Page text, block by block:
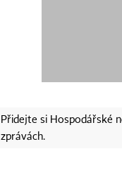
Přidejte si Hospodářské
zprávách.